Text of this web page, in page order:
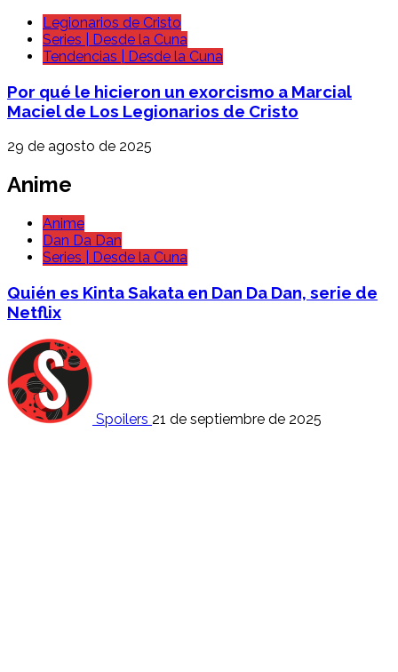
Legionarios de Cristo
Series | Desde la Cuna
Tendencias | Desde la Cuna
Por qué le hicieron un exorcismo a Marcial
Maciel de Los Legionarios de Cristo
29 de agosto de 2025
Anime
Anime
Dan Da Dan
Series | Desde la Cuna
Quién es Kinta Sakata en Dan Da Dan, serie de
Netflix
Spoilers 21 de septiembre de 2025